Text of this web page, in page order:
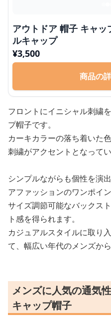
アウトドア 帽子 キャ
ルキャップ
¥3,500
商品の
フロントにイニシャル刺繍
プ帽子です。
カーキカラーの落ち着いた
刺繍がアクセントとなってい
シンプルながらも個性を演
アファッションのワンポイ
サイズ調節可能なバックス
ト感を得られます。
カジュアルスタイルに取り
て、幅広い年代のメンズか
メンズに人気の通気
キャップ帽子